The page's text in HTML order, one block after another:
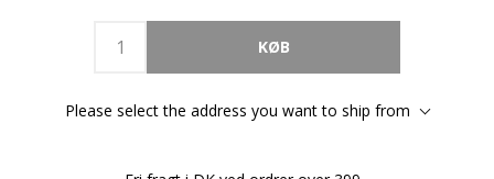
Please select the address you want to ship from